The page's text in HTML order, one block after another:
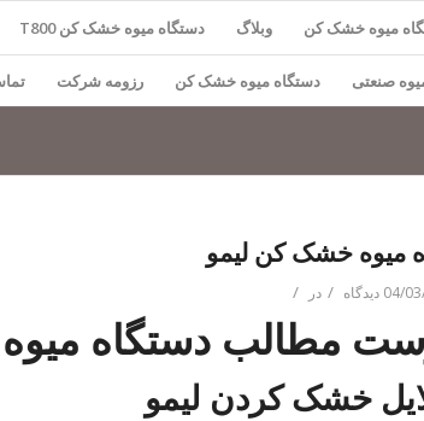
میوه خشک کن وبلاگ دستگاه میوه خشک کن T800
صنعتی دستگاه میوه خشک کن رزومه شرکت
میوه خشک کن لیمو
04/
/ در /
مطالب دستگاه